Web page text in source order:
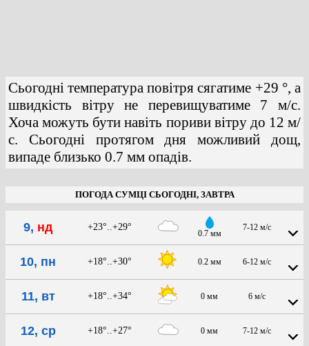
Сьогодні температура повітря сягатиме +29 °, а
швидкість вітру не перевищуватиме 7 м/с.
Хоча можуть бути навіть пориви вітру до 12 м/
с. Сьогодні протягом дня можливий дощ,
випаде близько 0.7 мм опадів.
ПОГОДА СУМЦІ СЬОГОДНІ, ЗАВТРА
9, нд +23°..+29°
0.7 мм
7-12 м/с
10, пн +18°..+30° 0.2 мм 6-12 м/с
11, вт +18°..+34° 0 мм 6 м/с
12, ср +18°..+27° 0 мм 7-12 м/с